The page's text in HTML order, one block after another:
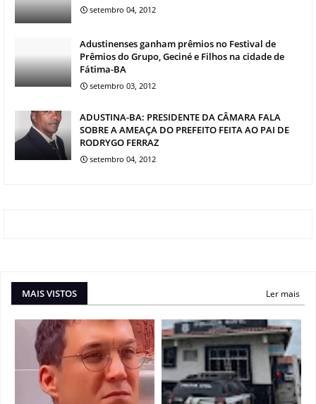
setembro 04, 2012
Adustinenses ganham prêmios no Festival de
Prêmios do Grupo, Geciné e Filhos na cidade de
Fátima-BA
setembro 03, 2012
ADUSTINA-BA: PRESIDENTE DA CÂMARA FALA
SOBRE A AMEAÇA DO PREFEITO FEITA AO PAI DE
RODRYGO FERRAZ
setembro 04, 2012
MAIS VISTOS Ler mais